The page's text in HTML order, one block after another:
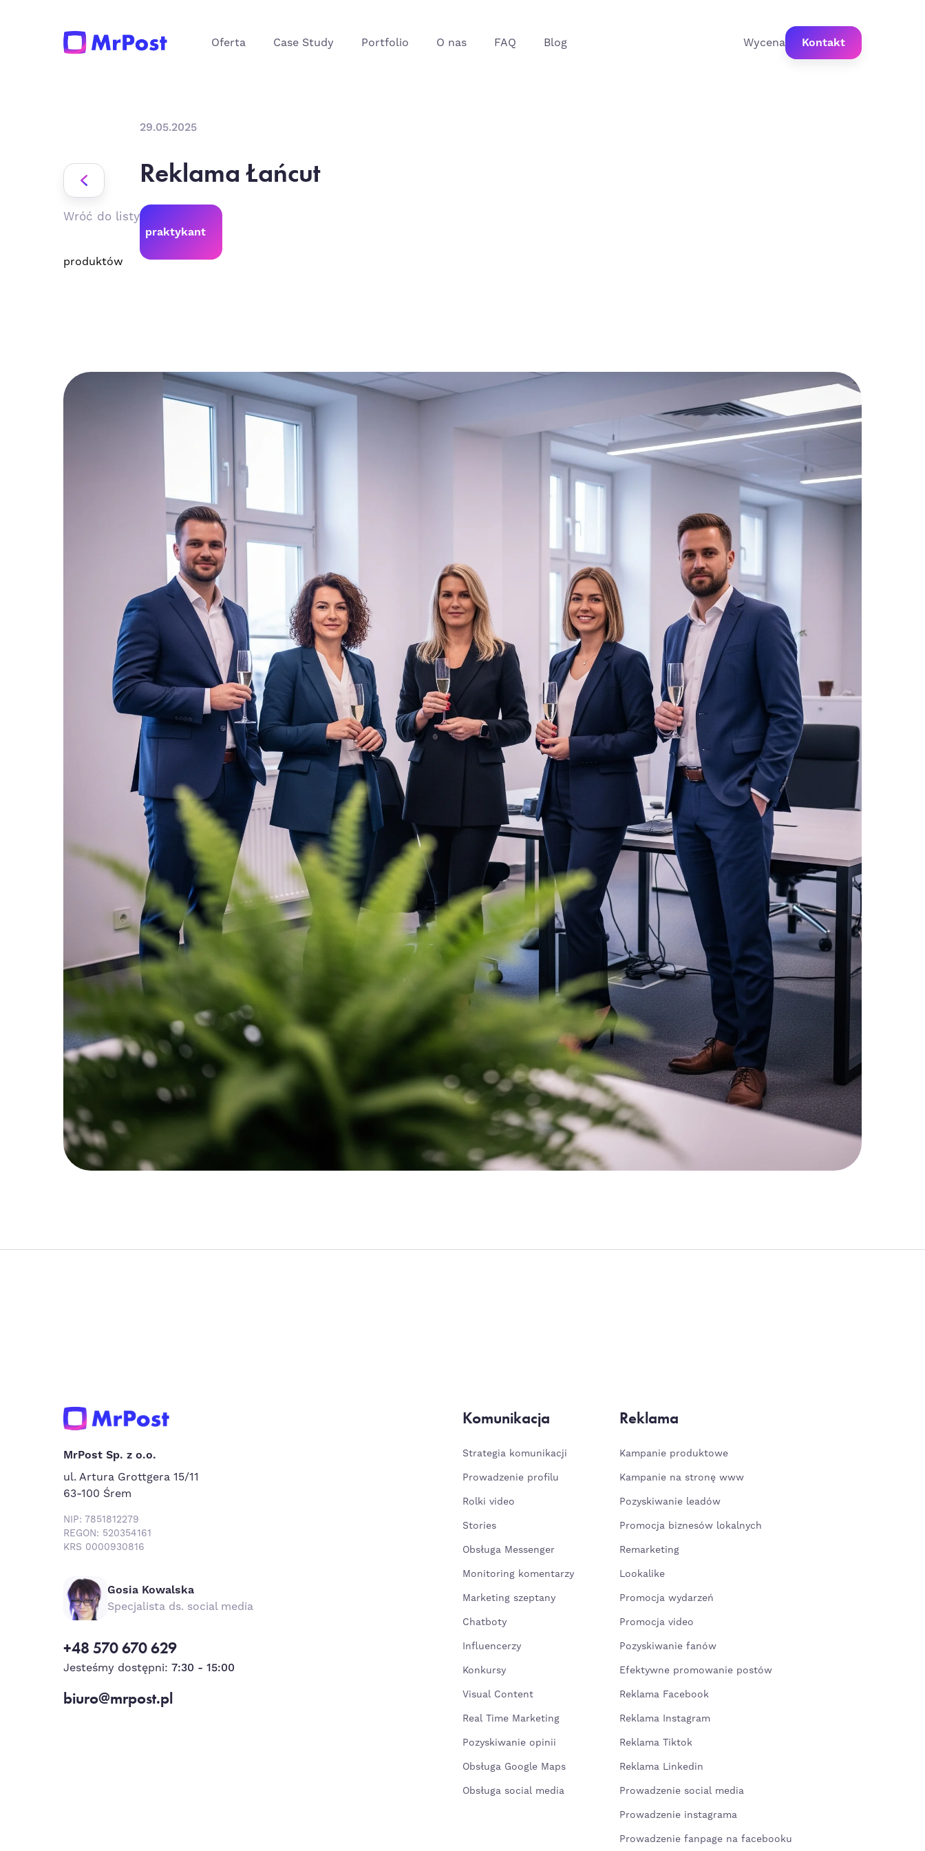
Oferta Case Study Portfolio O nas FAQ Blog Wycena Kontakt
Wróć do listy
produktów
29.05.2025
Reklama Łańcut
praktykant
MrPost Sp. z o.o.
ul. Artura Grottgera 15/11
63-100 Śrem
NIP: 7851812279
REGON: 520354161
KRS 0000930816
Gosia Kowalska
Specjalista ds. social media
+48 570 670 629
Jesteśmy dostępni: 7:30 - 15:00
biuro@mrpost.pl
Komunikacja
Strategia komunikacji
Prowadzenie profilu
Rolki video
Stories
Obsługa Messenger
Monitoring komentarzy
Marketing szeptany
Chatboty
Influencerzy
Konkursy
Visual Content
Real Time Marketing
Pozyskiwanie opinii
Obsługa Google Maps
Obsługa social media
Reklama
Kampanie produktowe
Kampanie na stronę www
Pozyskiwanie leadów
Promocja biznesów lokalnych
Remarketing
Lookalike
Promocja wydarzeń
Promocja video
Pozyskiwanie fanów
Efektywne promowanie postów
Reklama Facebook
Reklama Instagram
Reklama Tiktok
Reklama Linkedin
Prowadzenie social media
Prowadzenie instagrama
Prowadzenie fanpage na facebooku